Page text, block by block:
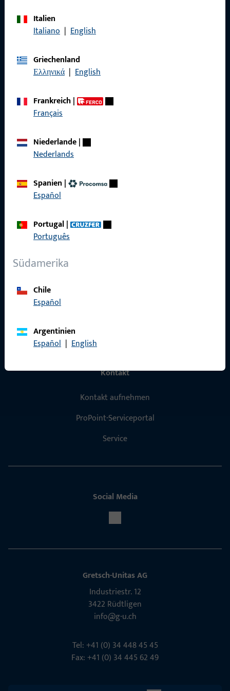
Rufen Sie uns an
Italien
Italiano | English
Griechenland
Ελληνικά | English
Frankreich|
Français
Niederlande|
Nederlands
Spanien |
Español
Portugal|
Português
Südamerika
Chile
Español
Argentinien
Español | English
Impressum
Produkte
Kontakt
Kontakt aufnehmen
ProPoint-Serviceportal
Service
Social Media
Gretsch-Unitas AG
Indu­s­triestr. 12
3422 Rüdt­ligen
info@g-u.ch
Tel: +41 (0) 34 448 45 45
Fax: +41 (0) 34 445 62 49